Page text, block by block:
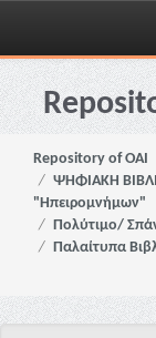
Skip
navigation
Repository of OAI
ΨΗΦΙΑΚΗ
"Ηπειρομνήμων"
Πολύτιμο/
Παλαίτυπα